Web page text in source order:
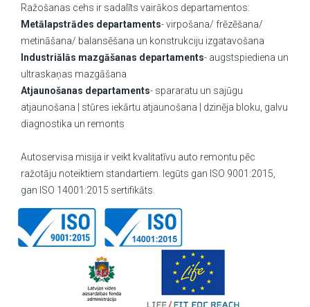
Ražošanas cehs ir sadalīts vairākos departamentos:
Metālapstrādes departaments- virpošana/ frēzēšana/
metināšana/ balansēšana un konstrukciju izgatavošana
Industriālās mazgāšanas departaments- augstspiediena un
ultraskaņas mazgāšana
Atjaunošanas departaments- spararatu un sajūgu
atjaunošana | stūres iekārtu atjaunošana | dzinēja bloku, galvu
diagnostika un remonts
Autoservisa misija ir veikt kvalitatīvu auto remontu pēc
ražotāju noteiktiem standartiem. Iegūts gan ISO 9001:2015,
gan ISO 14001:2015 sertifikāts.